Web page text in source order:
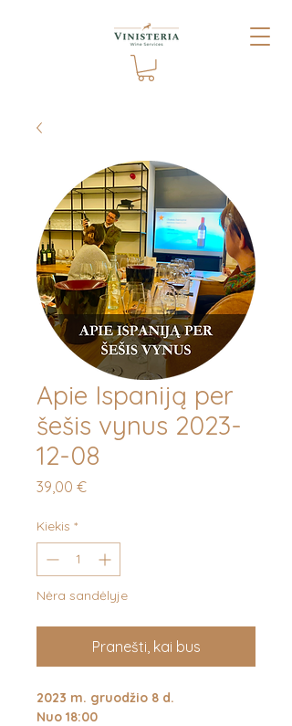
Apie Ispaniją per
šešis vynus 2023-
12-08
39,00 €Price
Kiekis *
Nėra sandėlyje
Pranešti, kai bus
2023 m. gruodžio 8 d.
Nuo 18:00